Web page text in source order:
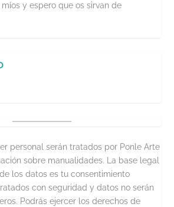
y espero que os sirvan de
personal serán tratados por Ponle Arte
sobre manualidades. La base legal
los datos es tu consentimiento
con seguridad y datos no serán
Podrás ejercer los derechos de